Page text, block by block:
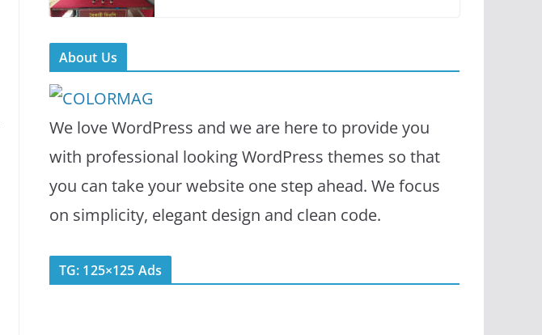
About Us
We love WordPress and we are here to provide you
with professional looking WordPress themes so that
you can take your website one step ahead. We focus
on simplicity, elegant design and clean code.
TG: 125×125 Ads